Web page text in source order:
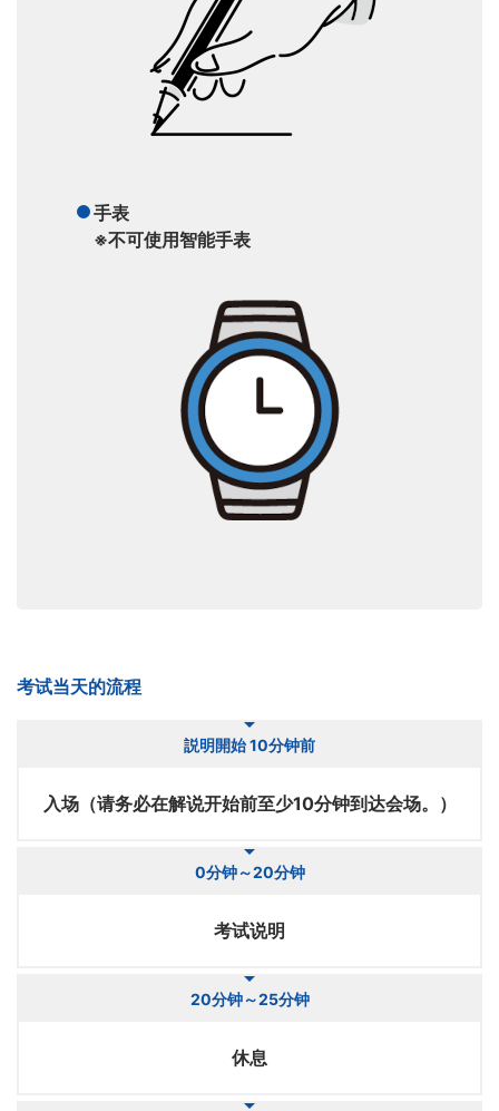
手表
※不可使用智能手表
考试当天的流程
説明開始 10分钟前
入场（请务必在解说开始前至少10分钟到达会场。）
0分钟～20分钟
考试说明
20分钟～25分钟
休息